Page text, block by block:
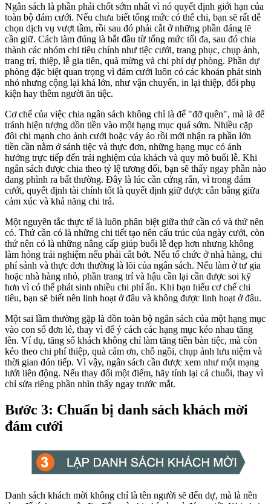
Ngân sách là phần phải chốt sớm nhất vì nó quyết định giới hạn của
toàn bộ đám cưới. Nếu chưa biết tổng mức có thể chi, bạn sẽ rất dễ
chọn dịch vụ vượt tầm, rồi sau đó phải cắt ở những phần đáng lẽ
cần giữ. Cách làm đúng là bắt đầu từ tổng mức tối đa, sau đó chia
thành các nhóm chi tiêu chính như tiệc cưới, trang phục, chụp ảnh,
trang trí, thiệp, lễ gia tiên, quà mừng và chi phí dự phòng. Phần dự
phòng đặc biệt quan trọng vì đám cưới luôn có các khoản phát sinh
nhỏ nhưng cộng lại khá lớn, như vận chuyển, in lại thiệp, đổi phụ
kiện hay thêm người ăn tiệc.
Cơ chế của việc chia ngân sách không chỉ là để "đỡ quên", mà là để
tránh hiện tượng dồn tiền vào một hạng mục quá sớm. Nhiều cặp
đôi chi mạnh cho ảnh cưới hoặc váy áo rồi mới nhận ra phần lớn
tiền cần nằm ở sảnh tiệc và thực đơn, những hạng mục có ảnh
hưởng trực tiếp đến trải nghiệm của khách và quy mô buổi lễ. Khi
ngân sách được chia theo tỷ lệ tương đối, bạn sẽ thấy ngay phần nào
đang phình ra bất thường. Đây là lúc cần cứng rắn, vì trong đám
cưới, quyết định tài chính tốt là quyết định giữ được cân bằng giữa
cảm xúc và khả năng chi trả.
Một nguyên tắc thực tế là luôn phân biệt giữa thứ cần có và thứ nên
có. Thứ cần có là những chi tiết tạo nên cấu trúc của ngày cưới, còn
thứ nên có là những nâng cấp giúp buổi lễ đẹp hơn nhưng không
làm hỏng trải nghiệm nếu phải cắt bớt. Nếu tổ chức ở nhà hàng, chi
phí sảnh và thực đơn thường là lõi của ngân sách. Nếu làm ở tư gia
hoặc nhà hàng nhỏ, phần trang trí và hậu cần lại cần được soi kỹ
hơn vì có thể phát sinh nhiều chi phí ẩn. Khi bạn hiểu cơ chế chi
tiêu, bạn sẽ biết nên linh hoạt ở đâu và không được linh hoạt ở đâu.
Một sai lầm thường gặp là dồn toàn bộ ngân sách của một hạng mục
vào con số đơn lẻ, thay vì để ý cách các hạng mục kéo nhau tăng
lên. Ví dụ, tăng số khách không chỉ làm tăng tiền bàn tiệc, mà còn
kéo theo chi phí thiệp, quà cảm ơn, chỗ ngồi, chụp ảnh lưu niệm và
thời gian đón tiếp. Vì vậy, ngân sách cần được xem như một mạng
lưới liên động. Nếu thay đổi một điểm, hãy tính lại cả chuỗi, thay vì
chỉ sửa riêng phần nhìn thấy ngay trước mắt.
Bước 3: Chuẩn bị danh sách khách mời
đám cưới
Danh sách khách mời không chỉ là tên người sẽ đến dự, mà là nền